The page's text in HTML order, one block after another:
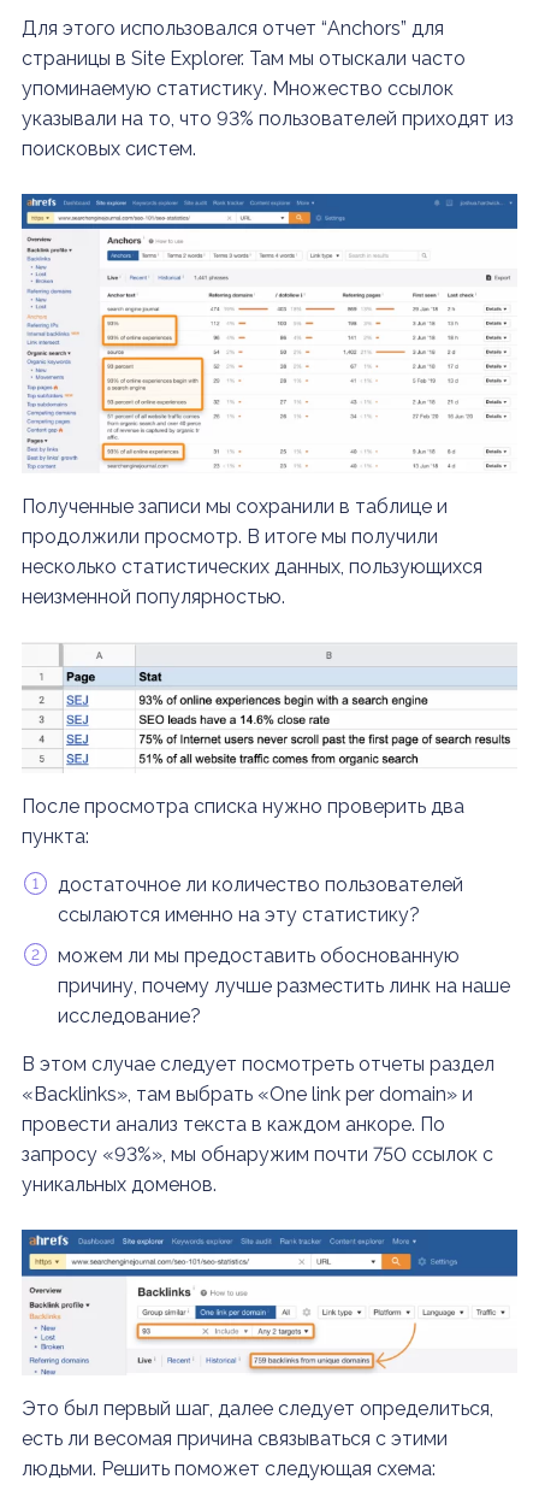
Для этого использовался отчет “Anchors” для
страницы в Site Explorer. Там мы отыскали часто
упоминаемую статистику. Множество ссылок
указывали на то, что 93% пользователей приходят из
поисковых систем.
Полученные записи мы сохранили в таблице и
продолжили просмотр. В итоге мы получили
несколько статистических данных, пользующихся
неизменной популярностью.
После просмотра списка нужно проверить два
пункта:
достаточное ли количество пользователей
ссылаются именно на эту статистику?
можем ли мы предоставить обоснованную
причину, почему лучше разместить линк на наше
исследование?
В этом случае следует посмотреть отчеты раздел
«Backlinks», там выбрать «One link per domain» и
провести анализ текста в каждом анкоре. По
запросу «93%», мы обнаружим почти 750 ссылок c
уникальных доменов.
Это был первый шаг, далее следует определиться,
есть ли весомая причина связываться с этими
людьми. Решить поможет следующая схема: